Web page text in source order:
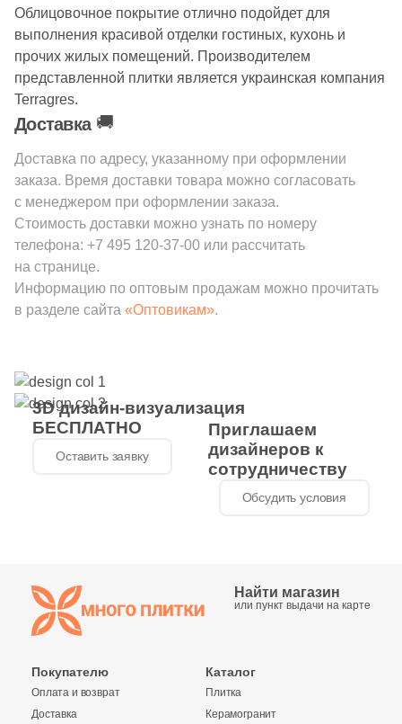
60x120
Производитель
Kerama Marazzi
Laparet
Altacera
Alma Ceramica
New Trend
Страна
Испания
Италия
Облицовочное покрытие отлично подойдет для
выполнения красивой отделки гостиных, кухонь и
прочих жилых помещений. Производителем
представленной плитки является украинская компания
Terragres.
Доставка 🚚
Доставка по адресу, указанному при оформлении
заказа. Время доставки товара можно согласовать
с менеджером при оформлении заказа.
Стоимость доставки можно узнать по номеру
телефона: +7 495 120-37-00 или рассчитать
на странице.
Информацию по оптовым продажам можно прочитать
в разделе сайта «Оптовикам».
3D дизайн-визуализация
БЕСПЛАТНО
Оставить заявку
Приглашаем
дизайнеров к
сотрудничеству
Обсудить условия
Найти магазин
или пункт выдачи на карте
Покупателю
Оплата и возврат
Доставка
Каталог
Плитка
Керамогранит